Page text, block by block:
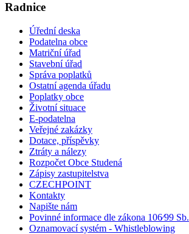
Radnice
Úřední deska
Podatelna obce
Matriční úřad
Stavební úřad
Správa poplatků
Ostatní agenda úřadu
Poplatky obce
Životní situace
E-podatelna
Veřejné zakázky
Dotace, příspěvky
Ztráty a nálezy
Rozpočet Obce Studená
Zápisy zastupitelstva
CZECHPOINT
Kontakty
Napište nám
Povinné informace dle zákona 106⁄99 Sb.
Oznamovací systém - Whistleblowing